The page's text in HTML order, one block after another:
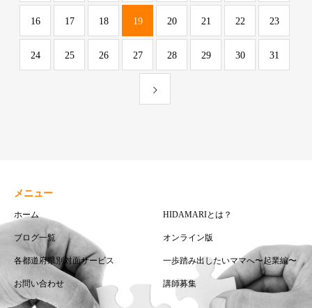
16 17 18 19 20 21 22 23
24 25 26 27 28 29 30 31
メニュー
ホーム HIDAMARIとは？
ブログ一覧 オンライン版
各都道府県別対面サービス 一歩踏み出したいママへ〜起業編〜
お問い合わせ 講師募集